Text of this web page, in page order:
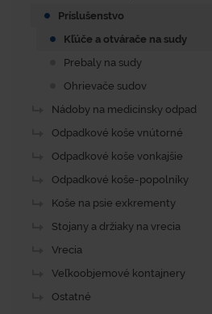
Príslušenstvo
Kľúče a otvárače na sudy
Prebaly na sudy
Ohrievače sudov
Nádoby na medicínsky odpad
Odpadkové koše vnútorné
Odpadkové koše vonkajšie
Odpadkové koše-popolníky
Koše na psie exkrementy
Stojany a držiaky na vrecia
Vrecia
Veľkoobjemové kontajnery
Ostatné